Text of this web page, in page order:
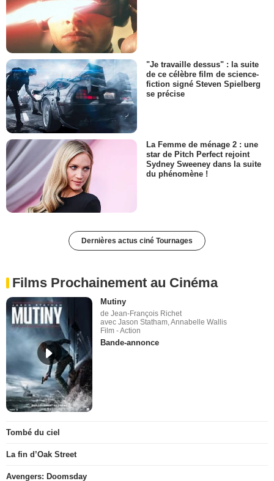
"Je travaille dessus" : la suite
de ce célèbre film de science-
fiction signé Steven Spielberg
se précise
La Femme de ménage 2 : une
star de Pitch Perfect rejoint
Sydney Sweeney dans la suite
du phénomène !
Dernières actus ciné Tournages
Films Prochainement au Cinéma
Mutiny
de Jean-François Richet
avec Jason Statham, Annabelle Wallis
Film - Action
Bande-annonce
Tombé du ciel
La fin d’Oak Street
Avengers: Doomsday